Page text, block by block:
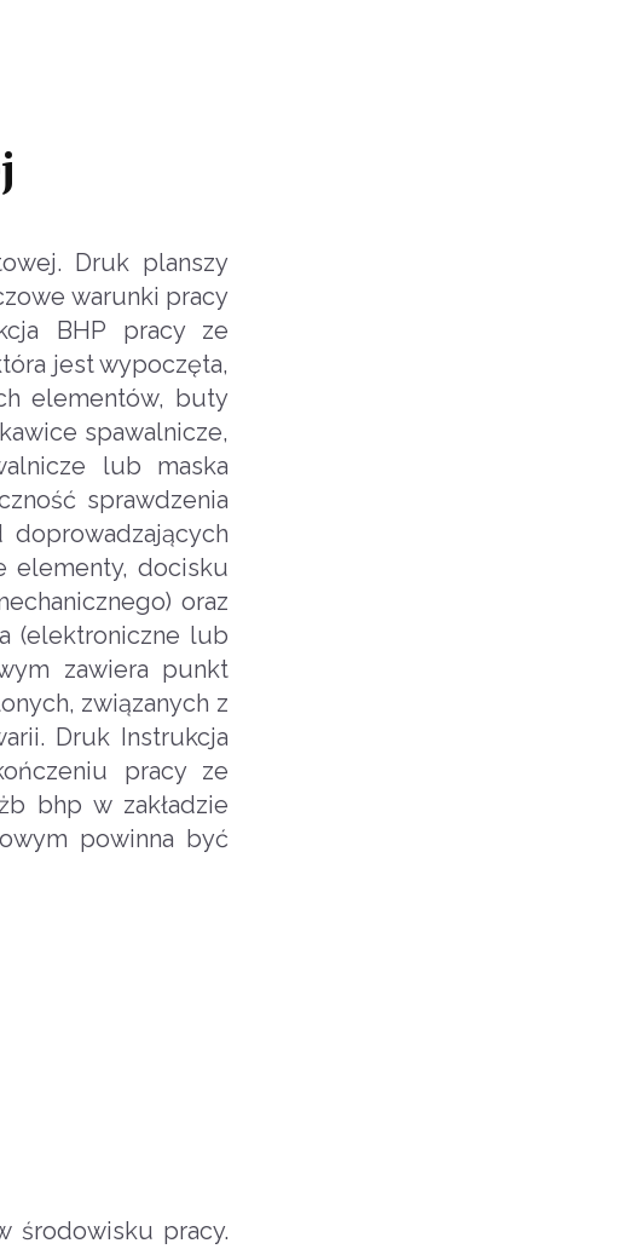
Druk planszy
warunki pracy
BHP pracy ze
jest wypoczęta,
elementów, buty
spawalnicze,
lub maska
sprawdzenia
elementy, docisku
oraz
(elektroniczne lub
zawiera punkt
związanych z
Druk Instrukcja
pracy ze
bhp w zakładzie
powinna być
środowisku pracy.